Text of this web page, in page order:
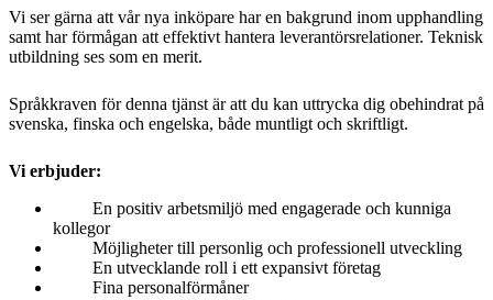
Vi ser gärna att vår nya inköpare har en bakgrund inom upphandling
samt har förmågan att effektivt hantera leverantörsrelationer. Teknisk
utbildning ses som en merit.
Språkkraven för denna tjänst är att du kan uttrycka dig obehindrat på
svenska, finska och engelska, både muntligt och skriftligt.
Vi erbjuder:
En positiv arbetsmiljö med engagerade och kunniga
kollegor
Möjligheter till personlig och professionell utveckling
En utvecklande roll i ett expansivt företag
Fina personalförmåner